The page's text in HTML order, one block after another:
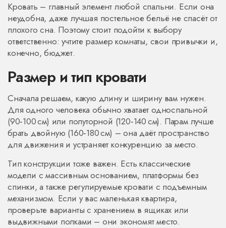
Кровать – главный элемент любой спальни. Если она
неудобна, даже лучшая постельное бельё не спасёт от
плохого сна. Поэтому стоит подойти к выбору
ответственно: учтите размер комнаты, свои привычки и,
конечно, бюджет.
Размер и тип кровати
Сначала решаем, какую длину и ширину вам нужен.
Для одного человека обычно хватает односпальной
(90‑100 см) или полуторной (120‑140 см). Парам лучше
брать двойную (160‑180 см) – она даёт пространство
для движения и устраняет конкуренцию за место.
Тип конструкции тоже важен. Есть классические
модели с массивным основанием, платформы без
спинки, а также регулируемые кровати с подъемным
механизмом. Если у вас маленькая квартира,
проверьте варианты с хранением в ящиках или
выдвижными полками – они экономят место.